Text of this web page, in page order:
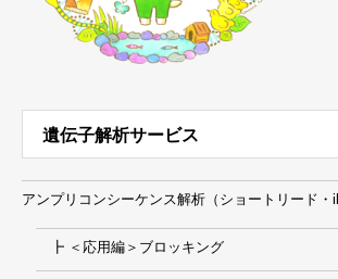
遺伝子解析サービス
アンプリコンシーケンス解析（ショートリード・
┣ ＜応用編＞ブロッキング